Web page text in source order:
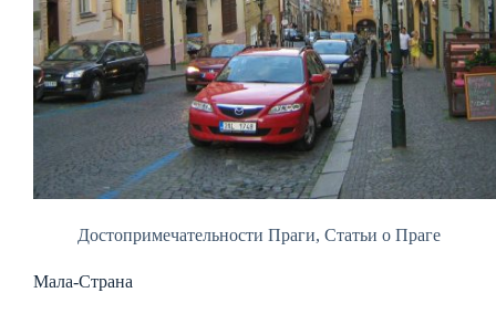
Достопримечательности Праги, Статьи о Праге
Мала-Страна